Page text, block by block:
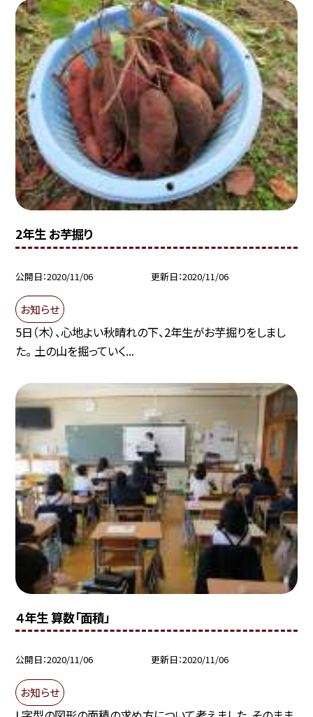
2年生 お芋掘り
公開日 2020/11/06 更新日 2020/11/06
お知らせ
5日（木）、心地よい秋晴れの下、2年生がお芋掘りをしまし
た。 土の山を掘っていく...
４年生 算数「面積」
公開日 2020/11/06 更新日 2020/11/06
お知らせ